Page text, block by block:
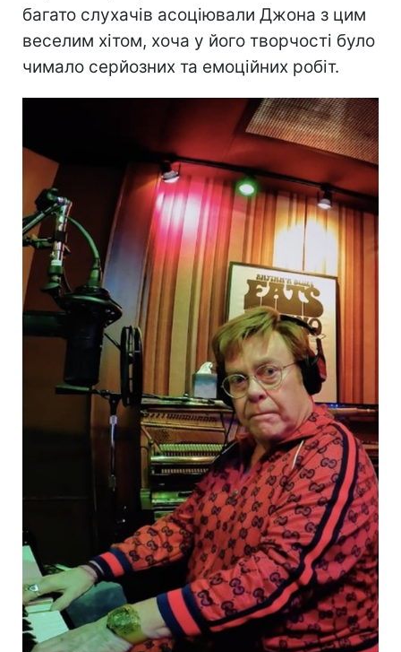
багато слухачів асоціювали Джона з цим
веселим хітом, хоча у його творчості було
чимало серйозних та емоційних робіт.